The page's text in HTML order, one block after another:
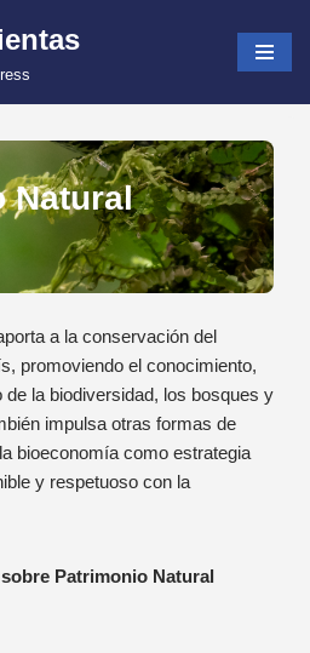
Natural
a la conservación del
promoviendo el conocimiento,
de la biodiversidad, los bosques y
impulsa otras formas de
bioeconomía como estrategia
y respetuoso con la
Patrimonio Natural